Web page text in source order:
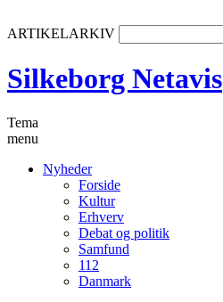
ARTIKELARKIV
Silkeborg Netavis
Tema
menu
Nyheder
Forside
Kultur
Erhverv
Debat og politik
Samfund
112
Danmark